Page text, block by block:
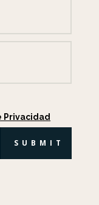
Privacidad
SUBMIT